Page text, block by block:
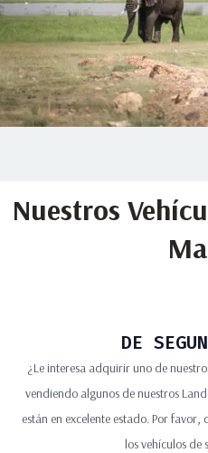
Nuestros
DE
¿Le interesa adquirir uno de
vendiendo algunos de nuestros
están en excelente estado. Por
los vehículos de